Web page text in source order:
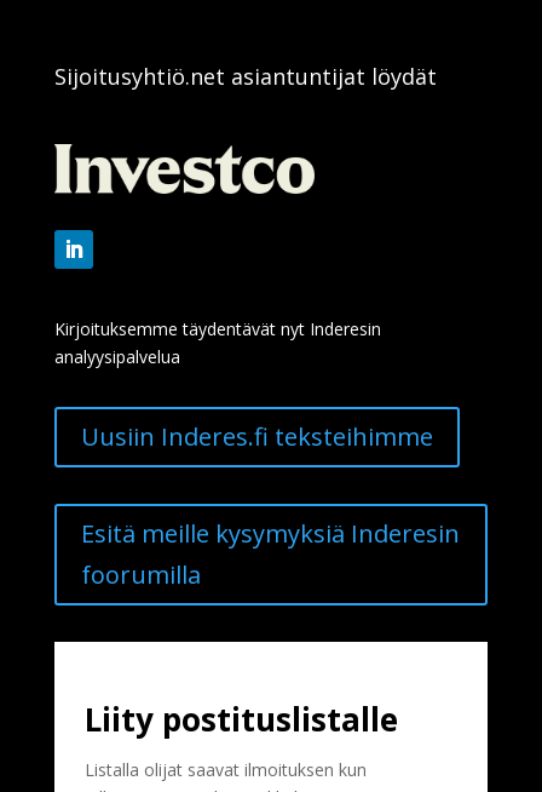
Sijoitusyhtiö.net asiantuntijat löydät
Kirjoituksemme täydentävät nyt Inderesin
analyysipalvelua
Uusiin Inderes.fi teksteihimme
Esitä meille kysymyksiä Inderesin
foorumilla
Liity postituslistalle
Listalla olijat saavat ilmoituksen kun